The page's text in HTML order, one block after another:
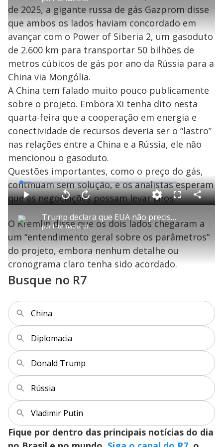
l
a
y
V
i
d
e
o
0
s
e
g
n
d
s
1
0
s
e
u
n
o
s
M
u
o
9
% s e
e
n
i
l
de 2025, a gigante russa de gás Gazprom disse
que ambos os lados haviam concordado em
avançar com o Power of Siberia 2, um gasoduto
de 2.600 km para transportar 50 bilhões de
metros cúbicos de gás por ano da Rússia para a
China via Mongólia.
A China tem falado muito pouco publicamente
sobre o projeto. Embora Xi tenha dito nesta
quarta-feira que a cooperação em energia e
conectividade de recursos deveria ser o “lastro”
nas relações entre a China e a Rússia, ele não
mencionou o gasoduto.
Questões importantes, como o preço do gás,
continuam sem solução, e os analistas esperam
que as negociações possam levar anos.
P
l
a
y
V
i
d
e
Trump declara que EUA não precisam de 'favores dos chineses' para acabar com a guerra no Irã
por Internacional
P V
t
a
r
0
s
e
g
n
d
s
A
a
n
ç
a
1
0
s
e
u
n
o
s
M
d
L
o
a
d
e
.
7
4
%
F
s
c
e
e
n
C
o
i
l
O Kremlin disse que os dois lados chegaram a
um “entendimento geral sobre os parâmetros”
do projeto, embora nenhum detalhe ou
cronograma claro tenha sido acordado.
Busque no R7
China
Diplomacia
Donald Trump
Rússia
Vladimir Putin
Fique por dentro das principais notícias do dia